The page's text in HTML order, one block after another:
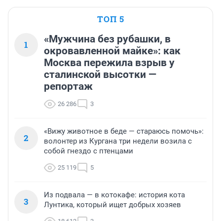
ТОП 5
1
«Мужчина без рубашки, в
окровавленной майке»: как
Москва пережила взрыв у
сталинской высотки —
репортаж
26 286 3
2
«Вижу животное в беде — стараюсь помочь»:
волонтер из Кургана три недели возила с
собой гнездо с птенцами
25 119 5
3
Из подвала — в котокафе: история кота
Лунтика, который ищет добрых хозяев